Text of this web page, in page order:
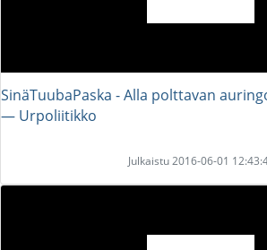
SinäTuubaPaska - Alla polttavan
― Urpoliitikko
Julkaistu 2016-06-01